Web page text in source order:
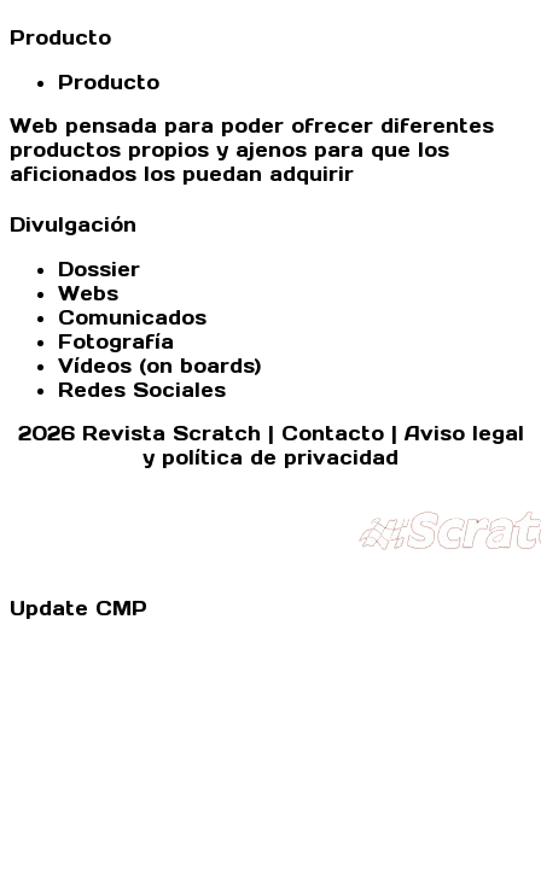
Producto
Producto
Web pensada para poder ofrecer diferentes
productos propios y ajenos para que los
aficionados los puedan adquirir
Divulgación
Dossier
Webs
Comunicados
Fotografía
Vídeos (on boards)
Redes Sociales
2026 Revista Scratch | Contacto| Aviso legal
y política de privacidad
Update CMP